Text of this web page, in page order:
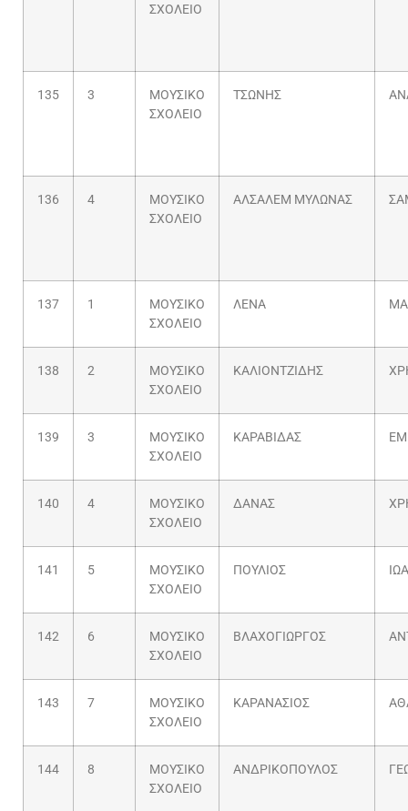
ΣΧΟΛΕΙΟ
135 3
ΜΟΥΣΙΚΟ
ΣΧΟΛΕΙΟ
ΤΣΩΝΗΣ
136 4
ΜΟΥΣΙΚΟ
ΣΧΟΛΕΙΟ
ΑΛΣΑΛΕΜ ΜΥΛΩΝΑΣ
137 1
ΜΟΥΣΙΚΟ
ΣΧΟΛΕΙΟ
ΛΕΝΑ
138 2
ΜΟΥΣΙΚΟ
ΣΧΟΛΕΙΟ
ΚΑΛΙΟΝΤΖΙΔΗΣ
139 3
ΜΟΥΣΙΚΟ
ΣΧΟΛΕΙΟ
ΚΑΡΑΒΙΔΑΣ
140 4
ΜΟΥΣΙΚΟ
ΣΧΟΛΕΙΟ
ΔΑΝΑΣ
141 5
ΜΟΥΣΙΚΟ
ΣΧΟΛΕΙΟ
ΠΟΥΛΙΟΣ
142 6
ΜΟΥΣΙΚΟ
ΣΧΟΛΕΙΟ
ΒΛΑΧΟΓΙΩΡΓΟΣ
143 7
ΜΟΥΣΙΚΟ
ΣΧΟΛΕΙΟ
ΚΑΡΑΝΑΣΙΟΣ
144 8
ΜΟΥΣΙΚΟ
ΣΧΟΛΕΙΟ
ΑΝΔΡΙΚΟΠΟΥΛΟΣ